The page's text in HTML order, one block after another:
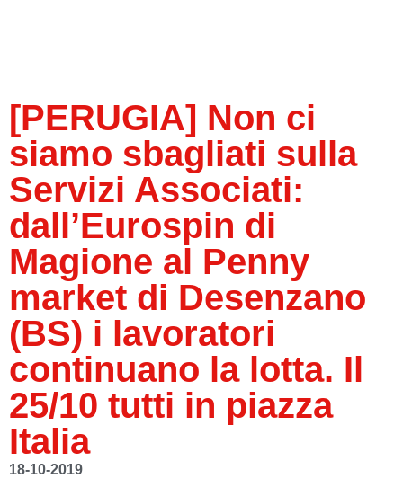
[PERUGIA] Non ci
siamo sbagliati sulla
Servizi Associati:
dall’Eurospin di
Magione al Penny
market di Desenzano
(BS) i lavoratori
continuano la lotta. Il
25/10 tutti in piazza
Italia
18-10-2019